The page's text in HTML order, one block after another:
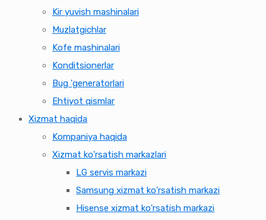
Kir yuvish mashinalari
Muzlatgichlar
Kofe mashinalari
Konditsionerlar
Bug 'generatorlari
Ehtiyot qismlar
Xizmat haqida
Kompaniya haqida
Xizmat ko'rsatish markazlari
LG servis markazi
Samsung xizmat ko'rsatish markazi
Hisense xizmat ko'rsatish markazi